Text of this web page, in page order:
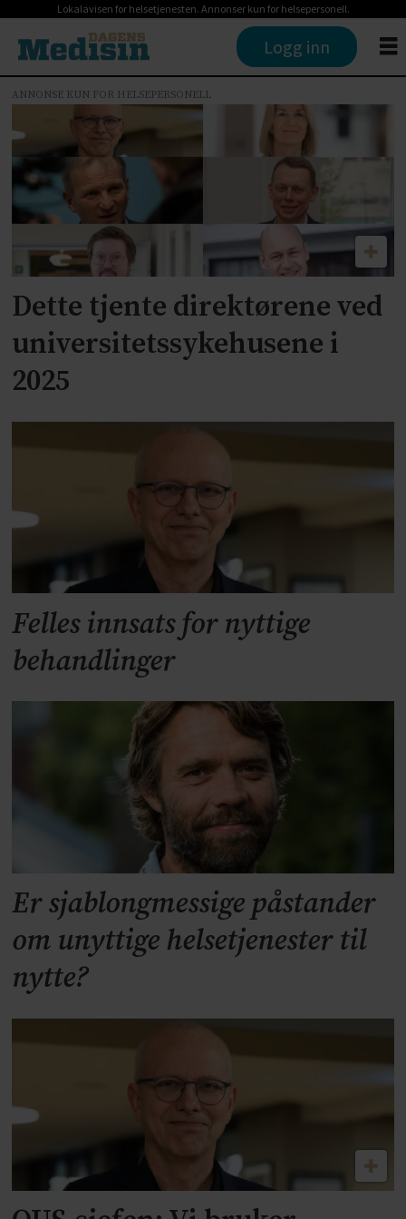
Lokalavisen for helsetjenesten. Annonser kun for helsepersonell.
Logg inn
Tag:
bjørn
atle
lein
bjørnbeth
ANNONSE KUN FOR HELSEPERSONELL
Dette tjente direktørene ved
universitetssykehusene i
2025
Felles innsats for nyttige
behandlinger
Er sjablongmessige påstander
om unyttige helsetjenester til
nytte?